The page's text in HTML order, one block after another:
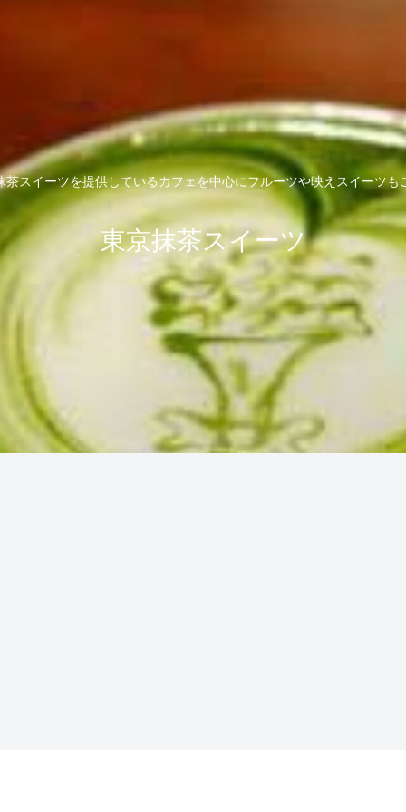
茶スイーツを提供しているカフェを中心にフルーツや映えスイーツも
東京抹茶スイーツ